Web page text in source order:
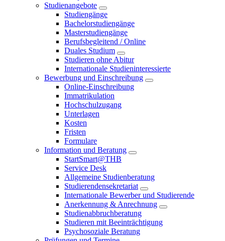
Studienangebote
Studiengänge
Bachelorstudiengänge
Masterstudiengänge
Berufsbegleitend / Online
Duales Studium
Studieren ohne Abitur
Internationale Studieninteressierte
Bewerbung und Einschreibung
Online-Einschreibung
Immatrikulation
Hochschulzugang
Unterlagen
Kosten
Fristen
Formulare
Information und Beratung
StartSmart@THB
Service Desk
Allgemeine Studienberatung
Studierendensekretariat
Internationale Bewerber und Studierende
Anerkennung & Anrechnung
Studienabbruchberatung
Studieren mit Beeinträchtigung
Psychosoziale Beratung